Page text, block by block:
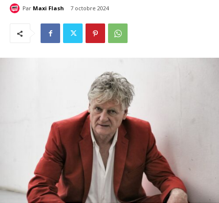
Par Maxi Flash 7 octobre 2024